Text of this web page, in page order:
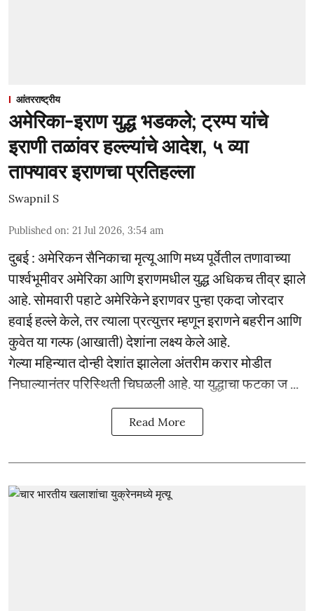
आंतरराष्ट्रीय
अमेरिका-इराण युद्ध भडकले; ट्रम्प यांचे
इराणी तळांवर हल्ल्यांचे आदेश, ५ व्या
ताफ्यावर इराणचा प्रतिहल्ला
Swapnil S
Published on: 21 Jul 2026, 3:54 am
दुबई : अमेरिकन सैनिकाचा मृत्यू आणि मध्य पूर्वेतील तणावाच्या
पार्श्वभूमीवर अमेरिका आणि इराणमधील युद्ध अधिकच तीव्र झाले
आहे. सोमवारी पहाटे अमेरिकेने इराणवर पुन्हा एकदा जोरदार
हवाई हल्ले केले, तर त्याला प्रत्युत्तर म्हणून इराणने बहरीन आणि
कुवेत या गल्फ (आखाती) देशांना लक्ष्य केले आहे.
गेल्या महिन्यात दोन्ही देशांत झालेला अंतरीम करार मोडीत
निघाल्यानंतर परिस्थिती चिघळली आहे. या युद्धाचा फटका ज ...
Read More